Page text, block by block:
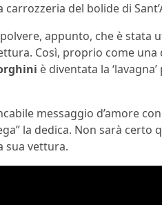
del bolide di
appunto, che è stata
Così, proprio come
è diventata la
messaggio d’amore
la dedica. Non sarà certo
sua vettura.